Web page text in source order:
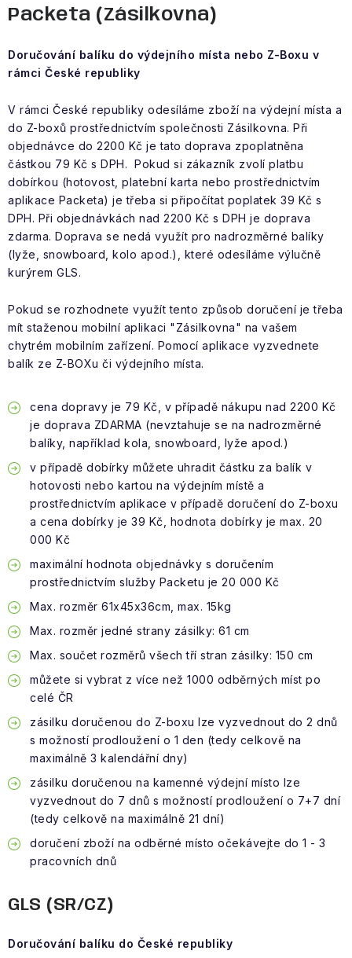
Packeta (Zásilkovna)
Doručování balíku do výdejního místa nebo Z-Boxu v
rámci České republiky
V rámci České republiky odesíláme zboží na výdejní místa a
do Z-boxů prostřednictvím společnosti Zásilkovna. Při
objednávce do 2200 Kč je tato doprava zpoplatněna
částkou 79 Kč s DPH. Pokud si zákazník zvolí platbu
dobírkou (hotovost, platební karta nebo prostřednictvím
aplikace Packeta) je třeba si připočítat poplatek 39 Kč s
DPH. Při objednávkách nad 2200 Kč s DPH je doprava
zdarma. Doprava se nedá využít pro nadrozměrné balíky
(lyže, snowboard, kolo apod.), které odesíláme výlučně
kurýrem GLS.
Pokud se rozhodnete využít tento způsob doručení je třeba
mít staženou mobilní aplikaci "Zásilkovna" na vašem
chytrém mobilním zařízení. Pomocí aplikace vyzvednete
balík ze Z-BOXu či výdejního místa.
cena dopravy je 79 Kč, v případě nákupu nad 2200 Kč
je doprava ZDARMA (nevztahuje se na nadrozměrné
balíky, například kola, snowboard, lyže apod.)
v případě dobírky můžete uhradit částku za balík v
hotovosti nebo kartou na výdejním místě a
prostřednictvím aplikace v případě doručení do Z-boxu
a cena dobírky je 39 Kč, hodnota dobírky je max. 20
000 Kč
maximální hodnota objednávky s doručením
prostřednictvím služby Packetu je 20 000 Kč
Max. rozměr 61x45x36cm, max. 15kg
Max. rozměr jedné strany zásilky: 61 cm
Max. součet rozměrů všech tří stran zásilky: 150 cm
můžete si vybrat z více než 1000 odběrných míst po
celé ČR
zásilku doručenou do Z-boxu lze vyzvednout do 2 dnů
s možností prodloužení o 1 den (tedy celkově na
maximálně 3 kalendářní dny)
zásilku doručenou na kamenné výdejní místo lze
vyzvednout do 7 dnů s možností prodloužení o 7+7 dní
(tedy celkově na maximálně 21 dní)
doručení zboží na odběrné místo očekávejte do 1 - 3
pracovních dnů
GLS (SR/CZ)
Doručování balíku do České republiky